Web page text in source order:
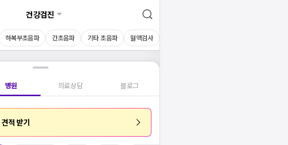
건강검진
하복부초음파 간초음파 기타 초음파 혈액검사
병원 의료상담 블로그
견적 받기